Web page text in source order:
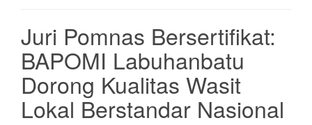
Juri Pomnas Bersertifikat:
BAPOMI Labuhanbatu
Dorong Kualitas Wasit
Lokal Berstandar Nasional